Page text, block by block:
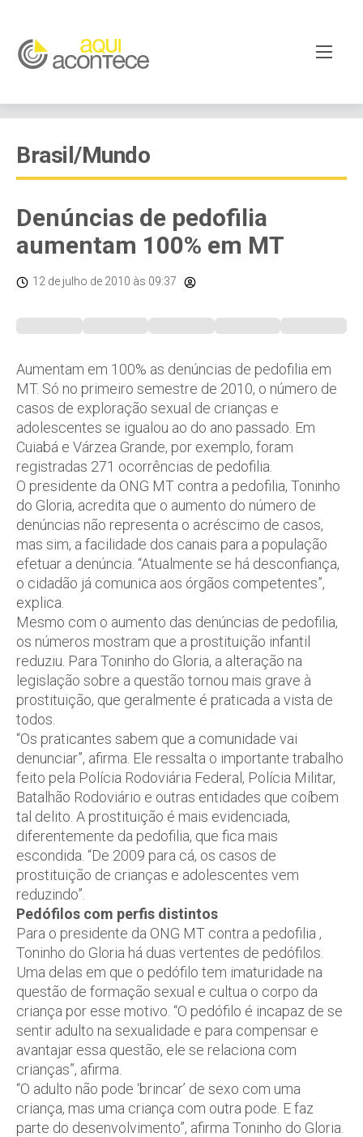
Brasil/Mundo
Denúncias de pedofilia
aumentam 100% em MT
12 de julho de 2010 às 09:37
Aumentam em 100% as denúncias de pedofilia em
MT. Só no primeiro semestre de 2010, o número de
casos de exploração sexual de crianças e
adolescentes se igualou ao do ano passado. Em
Cuiabá e Várzea Grande, por exemplo, foram
registradas 271 ocorrências de pedofilia.
O presidente da ONG MT contra a pedofilia, Toninho
do Gloria, acredita que o aumento do número de
denúncias não representa o acréscimo de casos,
mas sim, a facilidade dos canais para a população
efetuar a denúncia. “Atualmente se há desconfiança,
o cidadão já comunica aos órgãos competentes”,
explica.
Mesmo com o aumento das denúncias de pedofilia,
os números mostram que a prostituição infantil
reduziu. Para Toninho do Gloria, a alteração na
legislação sobre a questão tornou mais grave à
prostituição, que geralmente é praticada a vista de
todos.
“Os praticantes sabem que a comunidade vai
denunciar”, afirma. Ele ressalta o importante trabalho
feito pela Polícia Rodoviária Federal, Polícia Militar,
Batalhão Rodoviário e outras entidades que coíbem
tal delito. A prostituição é mais evidenciada,
diferentemente da pedofilia, que fica mais
escondida. “De 2009 para cá, os casos de
prostituição de crianças e adolescentes vem
reduzindo”.
Pedófilos com perfis distintos
Para o presidente da ONG MT contra a pedofilia ,
Toninho do Gloria há duas vertentes de pedófilos.
Uma delas em que o pedófilo tem imaturidade na
questão de formação sexual e cultua o corpo da
criança por esse motivo. “O pedófilo é incapaz de se
sentir adulto na sexualidade e para compensar e
avantajar essa questão, ele se relaciona com
crianças”, afirma.
“O adulto não pode ‘brincar’ de sexo com uma
criança, mas uma criança com outra pode. E faz
parte do desenvolvimento”, afirma Toninho do Gloria.